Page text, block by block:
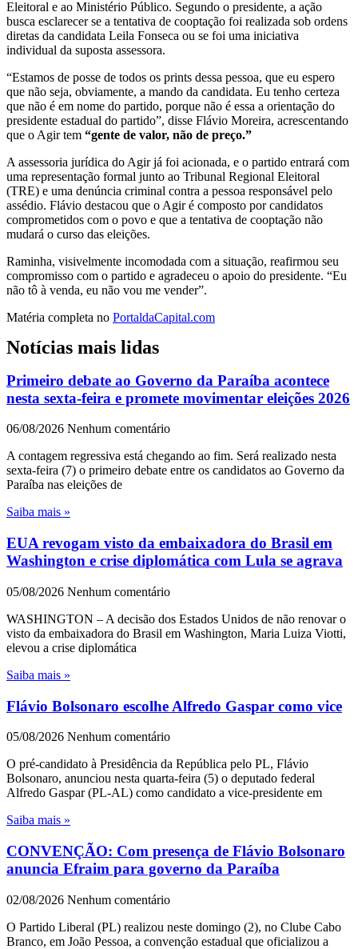
Eleitoral e ao Ministério Público. Segundo o presidente, a ação
busca esclarecer se a tentativa de cooptação foi realizada sob ordens
diretas da candidata Leila Fonseca ou se foi uma iniciativa
individual da suposta assessora.
“Estamos de posse de todos os prints dessa pessoa, que eu espero
que não seja, obviamente, a mando da candidata. Eu tenho certeza
que não é em nome do partido, porque não é essa a orientação do
presidente estadual do partido”, disse Flávio Moreira, acrescentando
que o Agir tem “gente de valor, não de preço.”
A assessoria jurídica do Agir já foi acionada, e o partido entrará com
uma representação formal junto ao Tribunal Regional Eleitoral
(TRE) e uma denúncia criminal contra a pessoa responsável pelo
assédio. Flávio destacou que o Agir é composto por candidatos
comprometidos com o povo e que a tentativa de cooptação não
mudará o curso das eleições.
Raminha, visivelmente incomodada com a situação, reafirmou seu
compromisso com o partido e agradeceu o apoio do presidente. “Eu
não tô à venda, eu não vou me vender”.
Matéria completa no PortaldaCapital.com
Notícias mais lidas
Primeiro debate ao Governo da Paraíba acontece
nesta sexta-feira e promete movimentar eleições 2026
06/08/2026 Nenhum comentário
A contagem regressiva está chegando ao fim. Será realizado nesta
sexta-feira (7) o primeiro debate entre os candidatos ao Governo da
Paraíba nas eleições de
Saiba mais »
EUA revogam visto da embaixadora do Brasil em
Washington e crise diplomática com Lula se agrava
05/08/2026 Nenhum comentário
WASHINGTON – A decisão dos Estados Unidos de não renovar o
visto da embaixadora do Brasil em Washington, Maria Luiza Viotti,
elevou a crise diplomática
Saiba mais »
Flávio Bolsonaro escolhe Alfredo Gaspar como vice
05/08/2026 Nenhum comentário
O pré-candidato à Presidência da República pelo PL, Flávio
Bolsonaro, anunciou nesta quarta-feira (5) o deputado federal
Alfredo Gaspar (PL-AL) como candidato a vice-presidente em
Saiba mais »
CONVENÇÃO: Com presença de Flávio Bolsonaro
anuncia Efraim para governo da Paraíba
02/08/2026 Nenhum comentário
O Partido Liberal (PL) realizou neste domingo (2), no Clube Cabo
Branco, em João Pessoa, a convenção estadual que oficializou a